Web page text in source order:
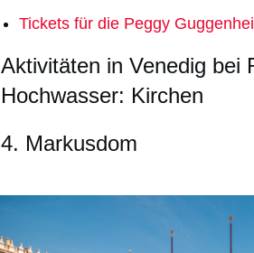
Tickets für die Peggy
Aktivitäten in Venedig bei
Hochwasser: Kirchen
4. Markusdom